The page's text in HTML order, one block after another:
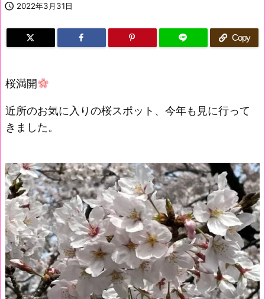
 2022年3月31日
Copy
桜満開
近所のお気に入りの桜スポット、今年も見に行って
きました。